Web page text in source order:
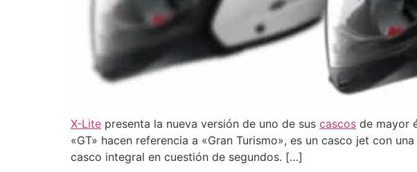
X-Lite presenta la nueva versión de uno de sus cascos de mayor
«GT» hacen referencia a «Gran Turismo», es un casco jet con
casco integral en cuestión de segundos. […]